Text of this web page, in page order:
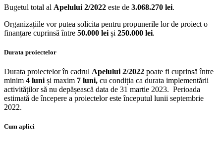
Bugetul total al Apelului 2/2022 este de 3.068.270 lei.
Organizațiile vor putea solicita pentru propunerile lor de proiect o
finanțare cuprinsă între 50.000 lei și 250.000 lei.
Durata proiectelor
Durata proiectelor în cadrul Apelului 2/2022 poate fi cuprinsă între
minim 4 luni și maxim 7 luni, cu condiția ca durata implementării
activităților să nu depășească data de 31 martie 2023. Perioada
estimată de începere a proiectelor este începutul lunii septembrie
2022.
Cum aplici